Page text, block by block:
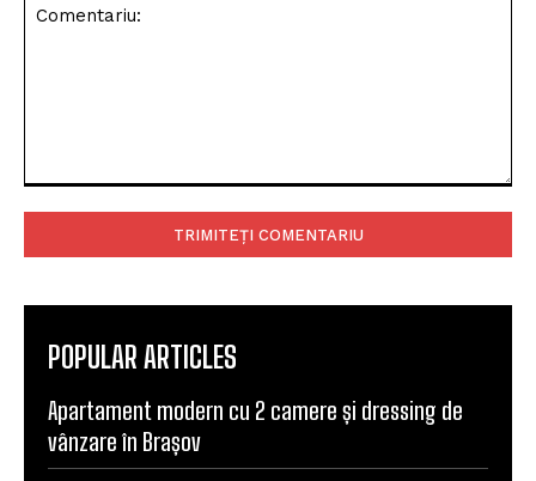
POPULAR ARTICLES
Apartament modern cu 2 camere și dressing de
vânzare în Brașov